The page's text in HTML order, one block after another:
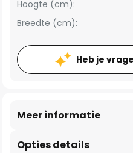
Breedte (cm):
Hoogte (cm):
Heb je
Opties details
Meer informatie